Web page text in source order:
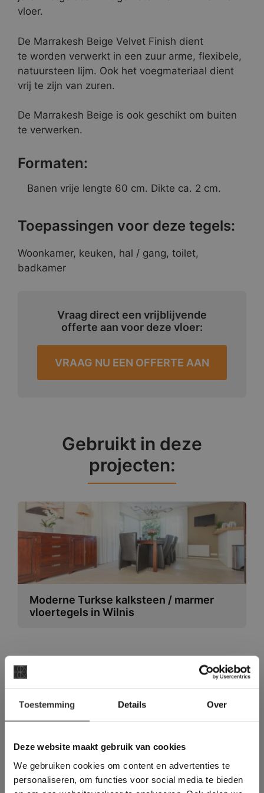
Toestemming Details Over
Deze website maakt gebruik van cookies
We gebruiken cookies om content en advertenties te
personaliseren, om functies voor social media te bieden
vloer.
De Marrakesh Beige Velvet Finish dient
te worden verwerkt in een zuur arme, flexibele,
natuursteen lijm. Ook het voegmateriaal dient
vrij te zijn van zuren.
De Marrakesh Beige is ook geschikt om buiten
te verwerken.
Formaten:
Banen vrije lengte 60 cm. Dikte ca. 2 cm.
Toepassingen voor deze tegels:
Woonkamer, keuken, hal / gang, toilet,
badkamer
Vraag direct een vrijblijvende
offerte aan voor deze vloer:
VRAAG NU EEN OFFERTE AAN
Gebruikt in deze
projecten:
Moderne Turkse kalksteen / marmer
vloertegels in Wilnis
Vraag direct een
Deze website maakt
gebruik van cookies.
This Cookie Banner was deleted and is no
longer working. Please contact the website
administrator.
Deze website gebruikt cookies om de
gebruikerservaring te verbeteren. Door